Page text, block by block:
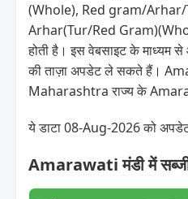
(Whole), Red gram/
Arhar(Tur/Red
होती है। इस वेबसाइट के माध्यम
की ताज़ा अपडेट ले सकते हैं।
Maharashtra राज्य के
ये डाटा 08-Aug-2026 को अपडेट
Amarawati मंडी में